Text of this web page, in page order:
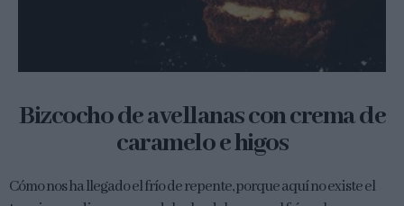
Bizcocho de avellanas con crema de
caramelo e higos
Cómo nos ha llegado el frío de repente, porque aquí no existe el